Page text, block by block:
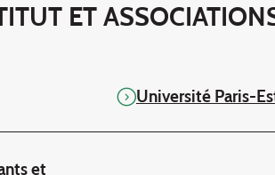
ET
Université Paris-
et